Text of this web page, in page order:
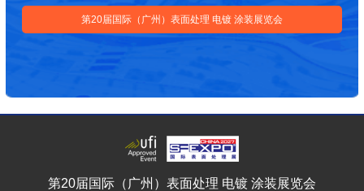
第20届国际（广州）表面处理 电镀 涂装展览会
第20届国际（广州）表面处理 电镀 涂装展览会